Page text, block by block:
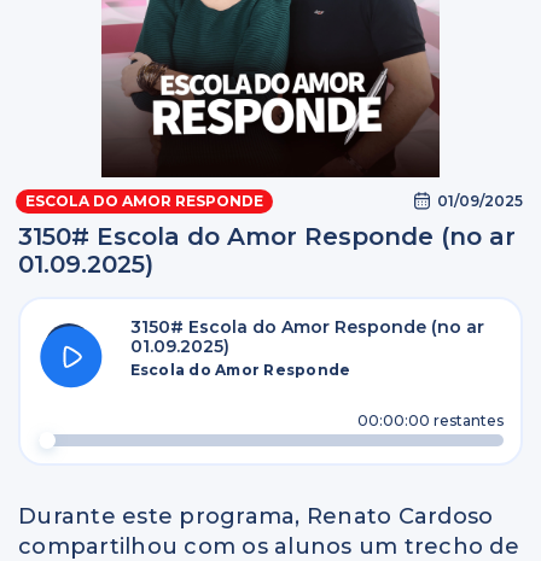
ESCOLA DO AMOR RESPONDE 01/09/2025
3150# Escola do Amor Responde (no ar
01.09.2025)
3150# Escola do Amor Responde (no ar
01.09.2025)
Escola do Amor Responde
00:00:00 restantes
Durante este programa, Renato Cardoso
compartilhou com os alunos um trecho de